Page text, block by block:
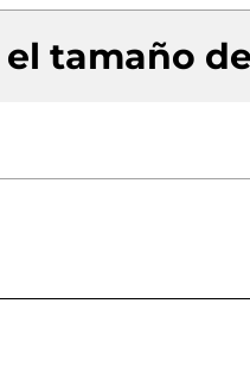
el tamaño